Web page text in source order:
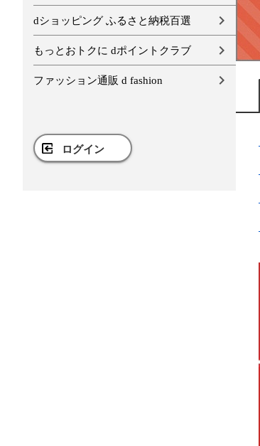
dショッピング ふるさと納税百選
もっとおトクに dポイントクラブ
ファッション通販 d fashion
ログイン